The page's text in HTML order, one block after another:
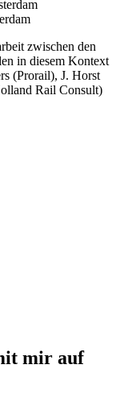
zwischen den
in diesem Kontext
(Prorail), J. Horst
Rail Consult)
mir auf